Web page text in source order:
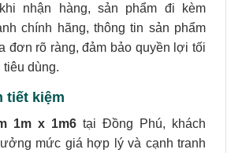
nhận hàng, sản phẩm đi kèm
chính hãng, thông tin sản phẩm
đơn rõ ràng, đảm bảo quyền lợi tối
dùng.
tiết kiệm
1m x 1m6 tại Đồng Phú, khách
mức giá hợp lý và cạnh tranh